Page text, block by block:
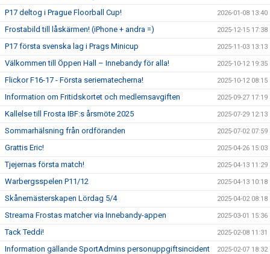
P17 deltog i Prague Floorball Cup! 2026-01-08 13:40
Frostabild till låskärmen! (iPhone + andra =) 2025-12-15 17:38
P17 första svenska lag i Prags Minicup 2025-11-03 13:13
Välkommen till Öppen Hall – Innebandy för alla! 2025-10-12 19:35
Flickor F16-17 - Första seriematecherna! 2025-10-12 08:15
Information om Fritidskortet och medlemsavgiften 2025-09-27 17:19
Kallelse till Frosta IBF:s årsmöte 2025 2025-07-29 12:13
Sommarhälsning från ordföranden 2025-07-02 07:59
Grattis Eric! 2025-04-26 15:03
Tjejernas första match! 2025-04-13 11:29
Warbergsspelen P11/12 2025-04-13 10:18
Skånemästerskapen Lördag 5/4 2025-04-02 08:18
Streama Frostas matcher via Innebandy-appen 2025-03-01 15:36
Tack Teddi! 2025-02-08 11:31
Information gällande SportAdmins personuppgiftsincident 2025-02-07 18:32